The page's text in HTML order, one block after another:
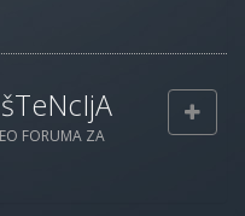
FORUMA ZA